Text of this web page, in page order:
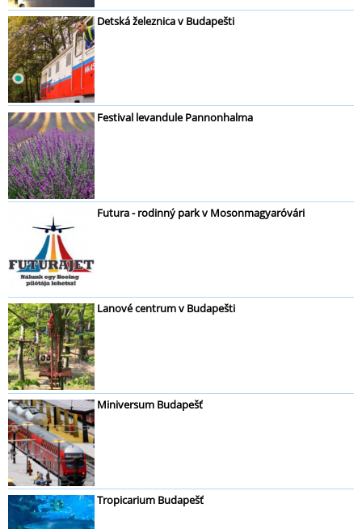
Detská železnica v Budapešti
Festival levandule Pannonhalma
Futura - rodinný park v Mosonmagyaróvári
Lanové centrum v Budapešti
Miniversum Budapešť
Tropicarium Budapešť